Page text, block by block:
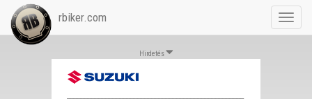
rbiker.com
Hirdetés